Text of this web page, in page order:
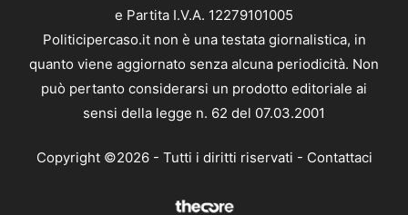
e Partita I.V.A. 12279101005
Politicipercaso.it non è una testata giornalistica, in
quanto viene aggiornato senza alcuna periodicità. Non
può pertanto considerarsi un prodotto editoriale ai
sensi della legge n. 62 del 07.03.2001
Copyright ©2026 - Tutti i diritti riservati - Contattaci